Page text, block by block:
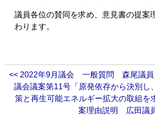
議員各位の賛同を求め、意見書の提案
わります。
<< 2022年9月議会 一般質問 森尾議員
議会議案第11号「原発依存から決別し
策と再生可能エネルギー拡大の取組を
案理由説明 広田議